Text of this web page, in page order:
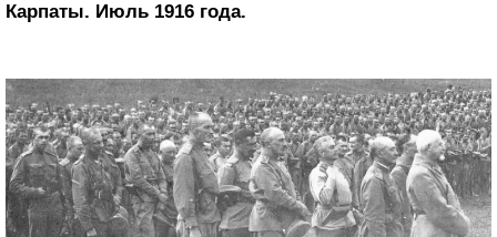
Карпаты. Июль 1916 года.